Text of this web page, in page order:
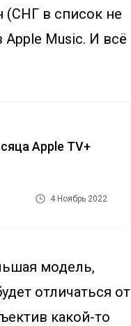
(СНГ в список не
Music. И всё
Apple TV+
4 Ноябрь 2022
модель,
отличаться от
какой-то